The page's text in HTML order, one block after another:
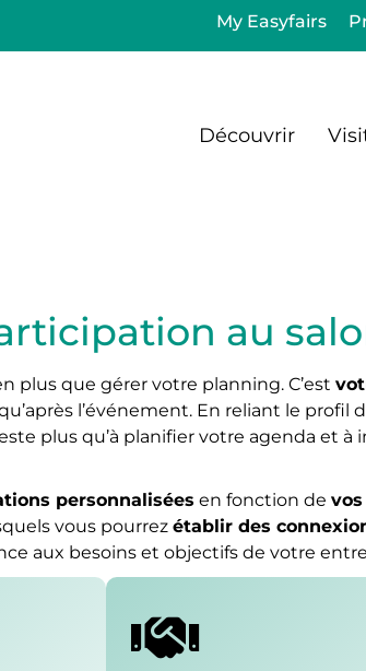
My Easyfairs
Découvrir
au
plus que gérer votre planning. C’est
l’événement. En reliant le profil
plus qu’à planifier votre agenda et
personnalisées en fonction de
vous pourrez établir des
aux besoins et objectifs de votre